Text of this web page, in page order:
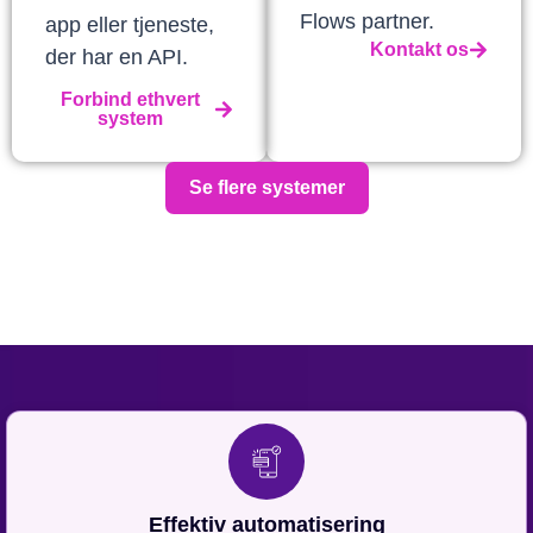
app eller tjeneste,
der har en API.
Forbind ethvert
system
Flows partner.
Kontakt os
Se flere systemer
Effektiv automatisering